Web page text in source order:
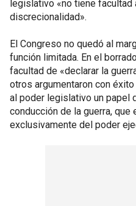
legislativo «no tiene facultad
discrecionalidad».
El Congreso no quedó al
función limitada. En el
facultad de «declarar la
otros argumentaron con
al poder legislativo un papel
conducción de la guerra, que
exclusivamente del poder